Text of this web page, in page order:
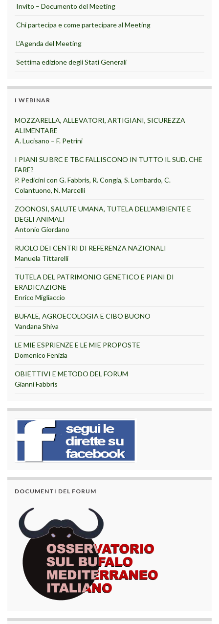
Invito – Documento del Meeting
Chi partecipa e come partecipare al Meeting
L’Agenda del Meeting
Settima edizione degli Stati Generali
I WEBINAR
MOZZARELLA, ALLEVATORI, ARTIGIANI, SICUREZZA
ALIMENTARE
A. Lucisano – F. Petrini
I PIANI SU BRC E TBC FALLISCONO IN TUTTO IL SUD. CHE
FARE?
P. Pedicini con G. Fabbris, R. Congia, S. Lombardo, C.
Colantuono, N. Marcelli
ZOONOSI, SALUTE UMANA, TUTELA DELL’AMBIENTE E
DEGLI ANIMALI
Antonio Giordano
RUOLO DEI CENTRI DI REFERENZA NAZIONALI
Manuela Tittarelli
TUTELA DEL PATRIMONIO GENETICO E PIANI DI
ERADICAZIONE
Enrico Migliaccio
BUFALE, AGROECOLOGIA E CIBO BUONO
Vandana Shiva
LE MIE ESPRIENZE E LE MIE PROPOSTE
Domenico Fenizia
OBIETTIVI E METODO DEL FORUM
Gianni Fabbris
DOCUMENTI DEL FORUM